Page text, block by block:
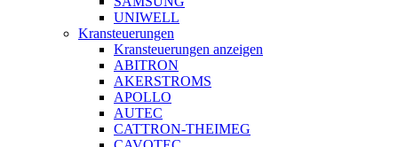
UNIWELL
Kransteuerungen
Kransteuerungen anzeigen
ABITRON
AKERSTROMS
APOLLO
AUTEC
CATTRON-THEIMEG